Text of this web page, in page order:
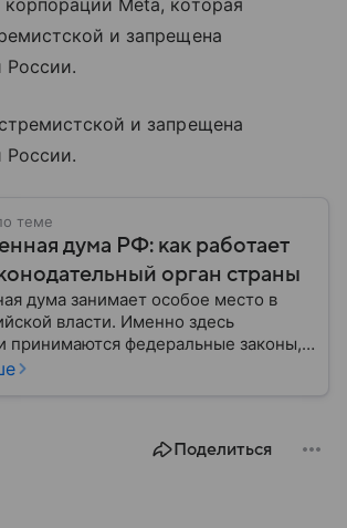
Meta, которая
и запрещена
России.
и запрещена
России.
теме
дума РФ: как работает
орган страны
дума занимает особое место в
власти. Именно здесь
принимаются федеральные законы,
государства, экономики и
устроена Госдума, какие
Поделиться